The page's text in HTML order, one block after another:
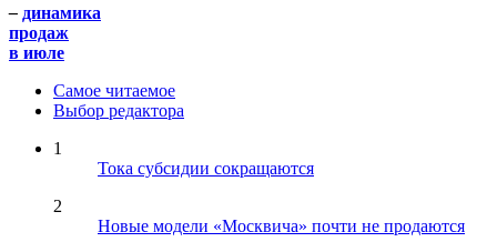
– динамика
продаж
в июле
Самое читаемое
Выбор редактора
1
Тока субсидии сокращаются
2
Новые модели «Москвича» почти не продаются